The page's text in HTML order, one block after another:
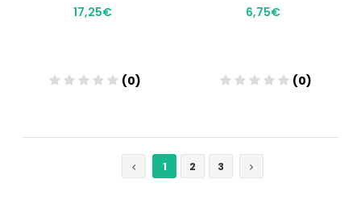
17,25€
(0)
6,75€
(0)
1
2 3